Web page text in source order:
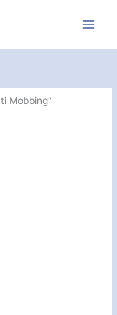
Mobbing“